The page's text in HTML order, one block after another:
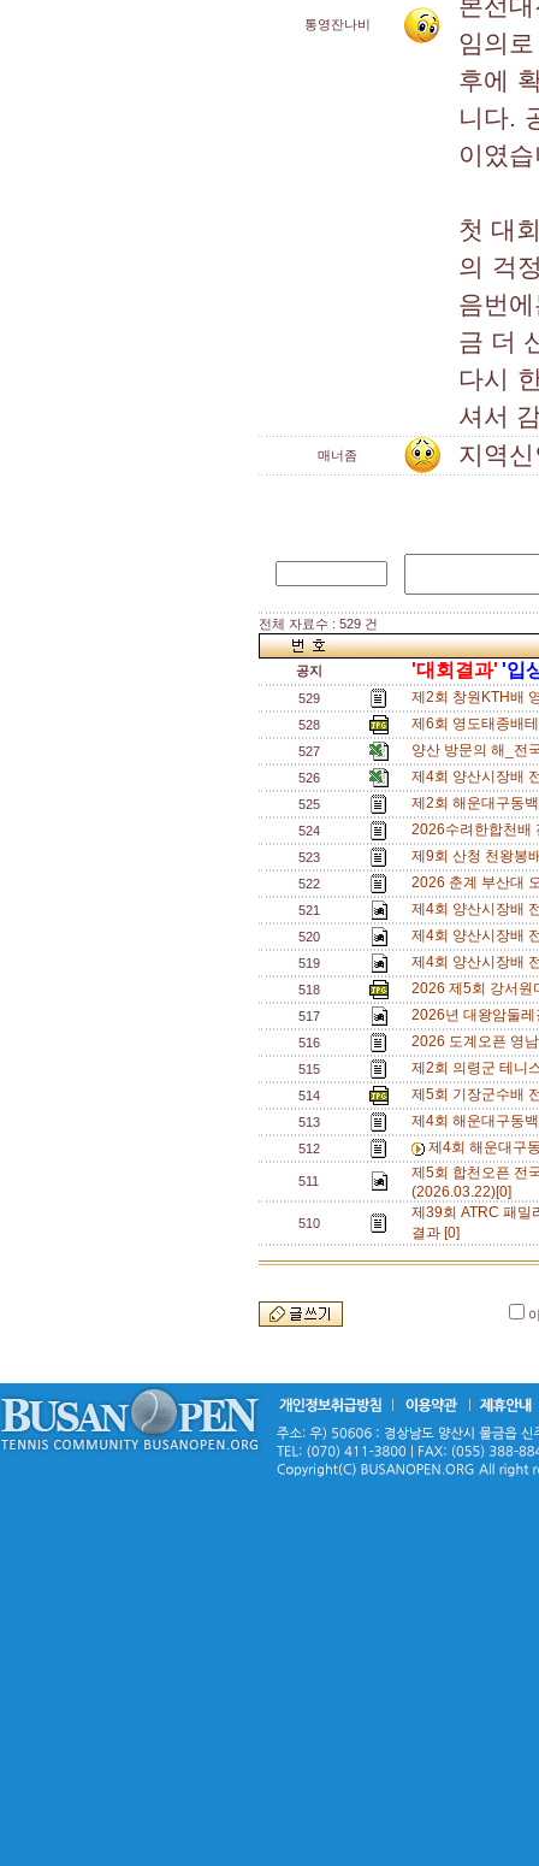
통영잔나비
본선
임의
후에
니다.
이였
첫 대
의 걱
음번
금 더
다시
셔서
매너좀 지역
전체 자료수 : 529 건
공지 '대회결과' '입
529 제2회 창원KTH배
528 제6회 영도태종배
527 양산 방문의 해_전
526 제4회 양산시장배
525 제2회 해운대구동
524 2026수려한합천배
523 제9회 산청 천왕봉
522 2026 춘계 부산대
521 제4회 양산시장배
520 제4회 양산시장배
519 제4회 양산시장배
518 2026 제5회 강서
517 2026년 대왕암둘
516 2026 도계오픈 영
515 제2회 의령군 테니
514 제5회 기장군수배
513 제4회 해운대구동
512 제4회 해운대구
511
제5회 합천오픈 전
(2026.03.22)[0]
510
제39회 ATRC 패밀
결과 [0]